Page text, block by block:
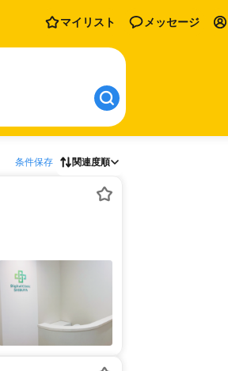
マイリスト メッセージ
条件保存 関連度順